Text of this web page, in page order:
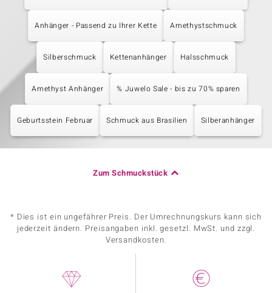
Anhänger - Passend zu Ihrer Kette Amethystschmuck
Silberschmuck Kettenanhänger Halsschmuck
Amethyst Anhänger % Juwelo Sale - bis zu 70% sparen
Geburtsstein Februar Schmuck aus Brasilien Silberanhänger
Zum Schmuckstück
* Dies ist ein ungefährer Preis. Der Umrechnungskurs kann sich
jederzeit ändern. Preisangaben inkl. gesetzl. MwSt. und zzgl.
Versandkosten.